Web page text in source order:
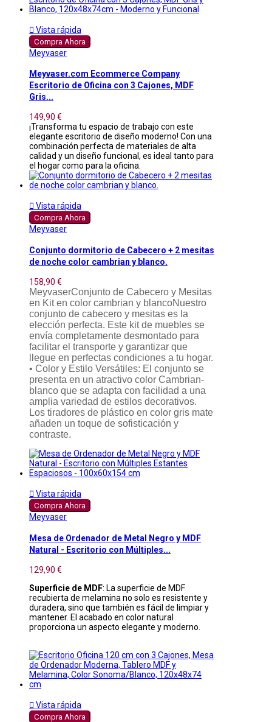
 Vista rápida
Compra Ahora
Meyvaser
Meyvaser.com Ecommerce Company
Escritorio de Oficina con 3 Cajones, MDF
Gris...
149,90 €
¡Transforma tu espacio de trabajo con este
elegante escritorio de diseño moderno! Con una
combinación perfecta de materiales de alta
calidad y un diseño funcional, es ideal tanto para
el hogar como para la oficina.
 Vista rápida
Compra Ahora
Meyvaser
Conjunto dormitorio de Cabecero + 2 mesitas
de noche color cambrian y blanco.
158,90 €
MeyvaserConjunto de Cabecero y Mesitas
en Kit en color cambrian y blancoNuestro
conjunto de cabecero y mesitas es la
elección perfecta. Este kit de muebles se
envía completamente desmontado para
facilitar el transporte y garantizar que
llegue en perfectas condiciones a tu hogar.
• Color y Estilo Versátiles: El conjunto se
presenta en un atractivo color Cambrian-
blanco que se adapta con facilidad a una
amplia variedad de estilos decorativos.
Los tiradores de plástico en color gris mate
añaden un toque de sofisticación y
contraste.
 Vista rápida
Compra Ahora
Meyvaser
Mesa de Ordenador de Metal Negro y MDF
Natural - Escritorio con Múltiples...
129,90 €
Superficie de MDF: La superficie de MDF
recubierta de melamina no solo es resistente y
duradera, sino que también es fácil de limpiar y
mantener. El acabado en color natural
proporciona un aspecto elegante y moderno.
 Vista rápida
Compra Ahora